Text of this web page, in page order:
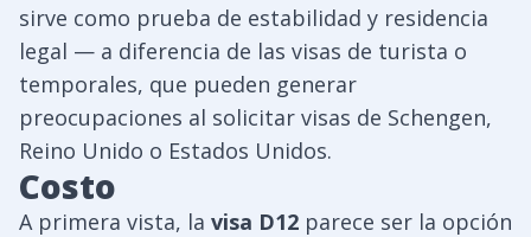
sirve como prueba de estabilidad y residencia
legal — a diferencia de las visas de turista o
temporales, que pueden generar
preocupaciones al solicitar visas de Schengen,
Reino Unido o Estados Unidos.
Costo
A primera vista, la visa D12 parece ser la opción